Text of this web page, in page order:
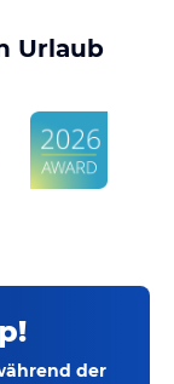
Urlaub
der